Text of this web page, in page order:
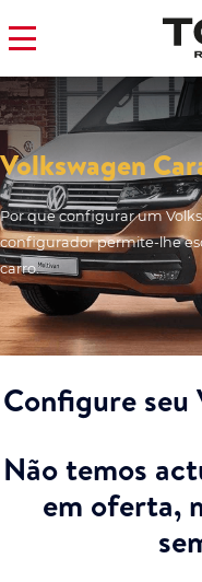
Volkswagen
Por que configurar um
configurador permite-lhe
carro.
Configure seu
Não temos
em oferta,